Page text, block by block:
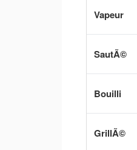
Vapeur
SautÃ©
Bouilli
GrillÃ©